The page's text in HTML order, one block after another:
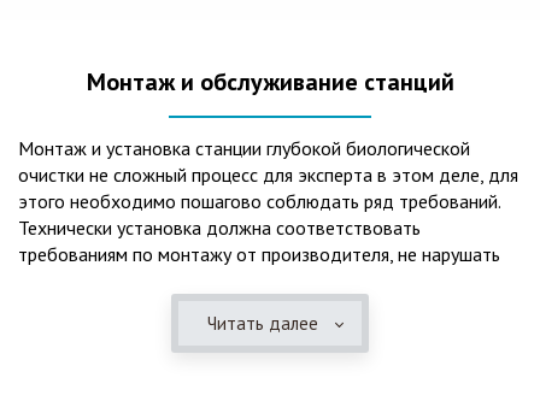
Монтаж и обслуживание станций
Монтаж и установка станции глубокой биологической
очистки не сложный процесс для эксперта в этом деле, для
этого необходимо пошагово соблюдать ряд требований.
Технически установка должна соответствовать
требованиям по монтажу от производителя, не нарушать
представления о требованиях ПУЭ, ведь не качественный
монтаж может привезти не только к выходу из строя
Читать далее